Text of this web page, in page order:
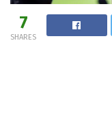
7
SHARES